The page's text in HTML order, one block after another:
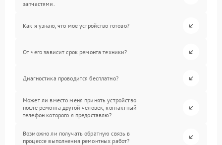
запчастями.
Как я узнаю, что мое устройство готово?
От чего зависит срок ремонта техники?
Диагностика проводится бесплатно?
Может ли вместо меня принять устройство
после ремонта другой человек, контактный
телефон которого я предоставлю?
Возможно ли получать обратную связь в
процессе выполнения ремонтных работ?